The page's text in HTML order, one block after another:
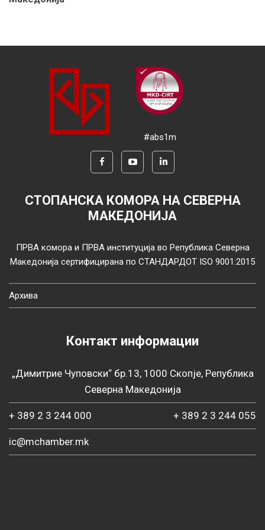
#abs1m
СТОПАНСКА КОМОРА НА СЕВЕРНА
МАКЕДОНИЈА
ПРВА комора и ПРВА институција во Република Северна
Македонија сертифицирана по СТАНДАРДОТ ISO 9001:2015
Архива
Контакт информации
„Димитрие Чуповски“ бр.13, 1000 Скопје, Република
Северна Македонија
+ 389 2 3 244 000 + 389 2 3 244 055
ic@mchamber.mk